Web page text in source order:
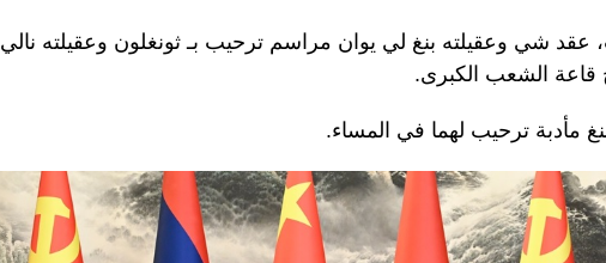
عقد شي وعقيلته بنغ لي يوان مراسم ترحيب بـ ثونغلون وعقيلته نالي
الشعب الكبرى.
مأدبة ترحيب لهما في المساء.